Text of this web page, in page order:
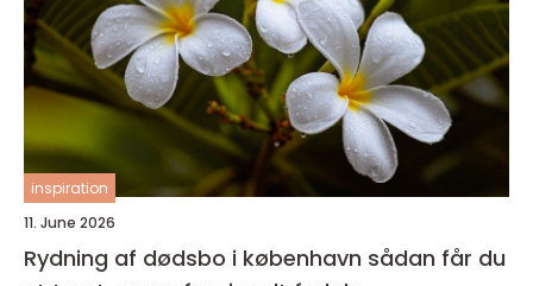
inspiration
11. June 2026
Rydning af dødsbo i københavn sådan får du